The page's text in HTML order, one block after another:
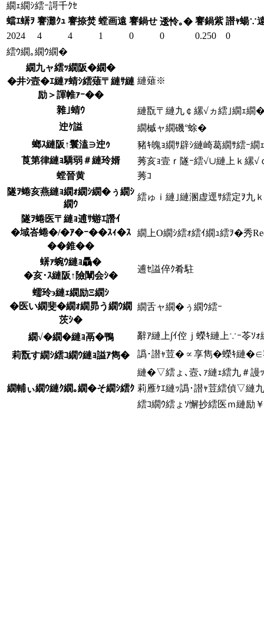
繝ｪ繝ｼ繧ｰ謌千ｸｾ
蟷ｴ蠎ｦ 謇灘ｸｭ 謇捺焚 螳画遠 謇鍋せ 逶怜｡� 謇鍋紫 譛ｬ蝪∵
2024
4 4 1 0 0 0.250
0
繧ｳ繝｡繝ｳ繝�
繝九ャ繧ｯ繝阪�繝�
�井ｼ壼�ｴ縺ｧ蜻ｼ繧薙〒縺ｻ縺
励＞諢帷ｧｰ��
縺薙※
雜｣蜻ｳ
縺翫〒縺九￠縲√ヵ繧｣繝ｪ
迚ｹ謚
繝槭ャ繝磯°蜍�
螂ｽ縺阪↑鬟溘∋迚ｩ
豬ｷ魄ｮ繝ｻ辟ｼ縺崎葛繝ｻ繧ｰ
莨第律縺ｮ驕弱＃縺玲婿
莠亥ｮ壹ｒ隧ｰ繧√∪縺上ｋ縲
螳晉黄
莠ｺ
隧ｦ蜷亥燕縺ｮ繝ｫ繝ｼ繝�ぅ繝ｼ
繝ｳ
繧ゅｉ縺｣縺溷虚逕ｻ繧定ｦ九ｋ
隧ｦ蜷医〒縺ｮ逋ｻ蝣ｴ譖ｲ
�域峇蜷�/�ｱ�ｰ��ｽｨ�ｽ
��錐��
繝上Ο繝ｼ繧ｫ繧ｲ繝ｭ繧ｦ�秀
蠎ｧ蜿ｳ縺ｮ驫�
�亥･ｽ縺阪↑險闡会ｼ�
逋ｾ謚倅ｸ肴駐
蠕玲э縺ｪ繝励Ξ繝ｼ
�医い繝斐�繝ｫ繝昴う繝ｳ繝
茨ｼ�
繝舌ャ繝�ぅ繝ｳ繧ｰ
繝√�繝�縺ｮ鬲�鴨
辭ｱ縺上∫ｲ倥ｊ蠑ｷ縺上∵ｰ苓ｿ
莉翫す繝ｼ繧ｺ繝ｳ縺ｮ謚ｱ雋�
譌･譛ｬ荳�∝享雋�蠑ｷ縺
繝輔ぃ繝ｳ縺ｸ繝｡繝�そ繝ｼ繧ｸ
縺�▽繧ょ､壼､ｧ縺ｪ繧九＃謾
莉雁ｹｴ縺ｯ譌･譛ｬ荳繧偵▽縺
繧ｺ繝ｳ繧ょｿ懈抄繧医ｍ縺励